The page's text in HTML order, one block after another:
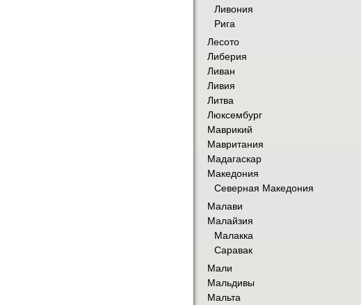
Ливония
Рига
Лесото
Либерия
Ливан
Ливия
Литва
Люксембург
Маврикий
Мавритания
Мадагаскар
Македония
Северная Македония
Малави
Малайзия
Малакка
Саравак
Мали
Мальдивы
Мальта